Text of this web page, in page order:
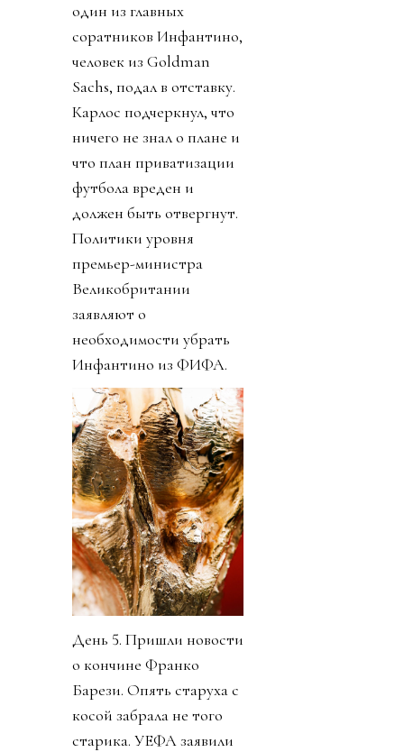
один из главных
соратников Инфантино,
человек из Goldman
Sachs, подал в отставку.
Карлос подчеркнул, что
ничего не знал о плане и
что план приватизации
футбола вреден и
должен быть отвергнут.
Политики уровня
премьер-министра
Великобритании
заявляют о
необходимости убрать
Инфантино из ФИФА.
День 5. Пришли новости
о кончине Франко
Барези. Опять старуха с
косой забрала не того
старика. УЕФА заявили